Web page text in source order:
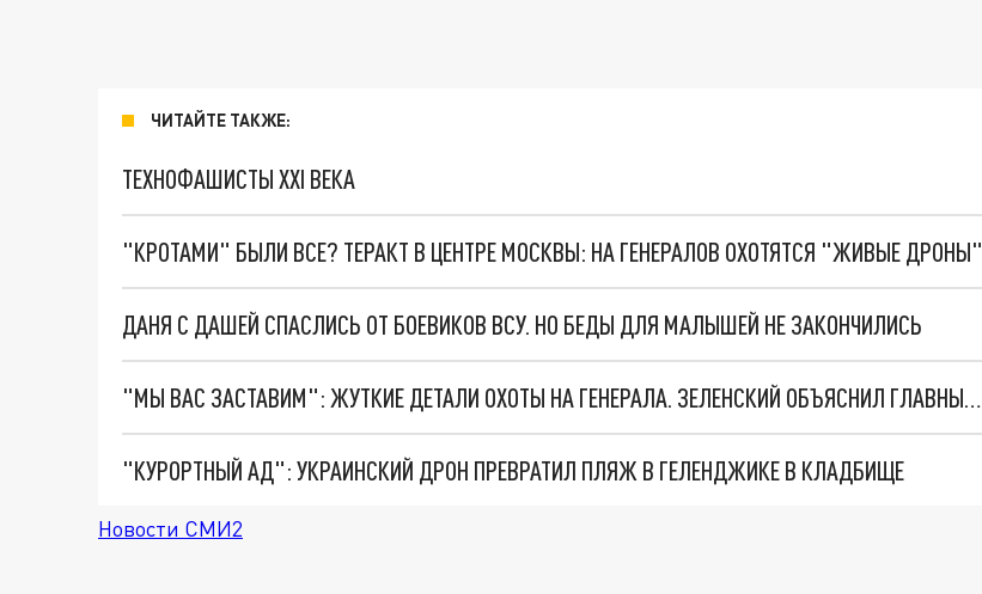
ЧИТАЙТЕ ТАКЖЕ:
ТЕХНОФАШИСТЫ XXI ВЕКА
"КРОТАМИ" БЫЛИ ВСЕ? ТЕРАКТ В ЦЕНТРЕ МОСКВЫ: НА ГЕНЕРАЛОВ ОХОТЯТСЯ "ЖИВЫЕ ДРОНЫ"
ДАНЯ С ДАШЕЙ СПАСЛИСЬ ОТ БОЕВИКОВ ВСУ. НО БЕДЫ ДЛЯ МАЛЫШЕЙ НЕ ЗАКОНЧИЛИСЬ
"МЫ ВАС ЗАСТАВИМ": ЖУТКИЕ ДЕТАЛИ ОХОТЫ НА ГЕНЕРАЛА. ЗЕЛЕНСКИЙ ОБЪЯСНИЛ ГЛАВНЫЙ СМЫСЛ ТЕРАКТА В ЦЕНТРЕ МОСКВЫ
"КУРОРТНЫЙ АД": УКРАИНСКИЙ ДРОН ПРЕВРАТИЛ ПЛЯЖ В ГЕЛЕНДЖИКЕ В КЛАДБИЩЕ
Новости СМИ2